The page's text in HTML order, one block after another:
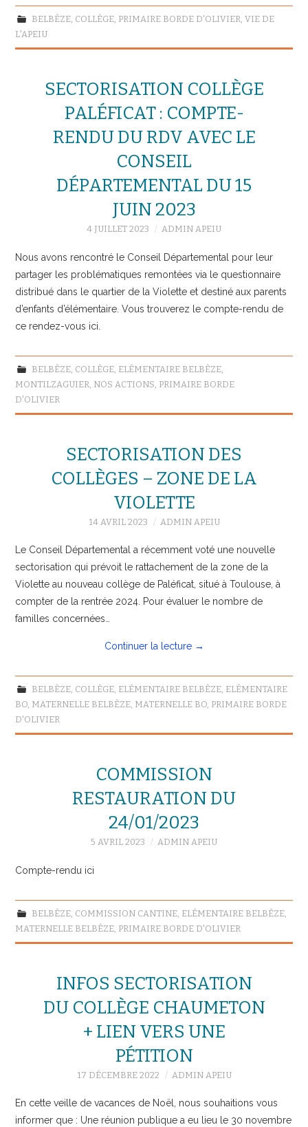
BELBÈZE, COLLÈGE, PRIMAIRE BORDE D'OLIVIER, VIE DE
L'APEIU
SECTORISATION COLLÈGE
PALÉFICAT : COMPTE-
RENDU DU RDV AVEC LE
CONSEIL
DÉPARTEMENTAL DU 15
JUIN 2023
4 JUILLET 2023 ADMIN APEIU
Nous avons rencontré le Conseil Départemental pour leur
partager les problématiques remontées via le questionnaire
distribué dans le quartier de la Violette et destiné aux parents
d’enfants d’élémentaire. Vous trouverez le compte-rendu de
ce rendez-vous ici.
BELBÈZE, COLLÈGE, ELÉMENTAIRE BELBÈZE,
MONTILZAGUIER NOS ACTIONS PRIMAIRE BORDE
D'OLIVIER
SECTORISATION DES
COLLÈGES – ZONE DE LA
VIOLETTE
14 AVRIL 2023 ADMIN APEIU
Le Conseil Départemental a récemment voté une nouvelle
sectorisation qui prévoit le rattachement de la zone de la
Violette au nouveau collège de Paléficat, situé à Toulouse, à
compter de la rentrée 2024. Pour évaluer le nombre de
familles concernées…
Continuer la lecture →
BELBÈZE, COLLÈGE, ELÉMENTAIRE BELBÈZE, ELÉMENTAIRE
BO, MATERNELLE BELBÈZE, MATERNELLE BO, PRIMAIRE BORDE
D'OLIVIER
COMMISSION
RESTAURATION DU
24/01/2023
5 AVRIL 2023 ADMIN APEIU
Compte-rendu ici
BELBÈZE, COMMISSION CANTINE, ELÉMENTAIRE BELBÈZE,
MATERNELLE BELBÈZE PRIMAIRE BORDE D'OLIVIER
INFOS SECTORISATION
DU COLLÈGE CHAUMETON
+ LIEN VERS UNE
PÉTITION
17 DÉCEMBRE 2022 ADMIN APEIU
En cette veille de vacances de Noël, nous souhaitions vous
informer que : Une réunion publique a eu lieu le 30 novembre